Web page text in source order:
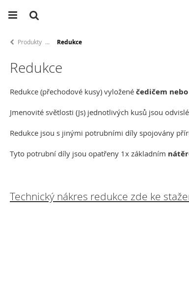
Produkty Redukce
Redukce
Redukce (přechodové kusy) vyložené čedičem
Jmenovité světlosti (Js) jednotlivých kusů jsou
Redukce jsou s jinými potrubními díly spojovány
Tyto potrubní díly jsou opatřeny 1x základním
Technický nákres redukce zde ke